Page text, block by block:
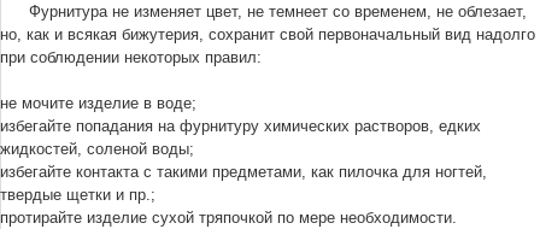
Фурнитура не изменяет цвет, не темнеет со временем, не облезает,
но, как и всякая бижутерия, сохранит свой первоначальный вид надолго
при соблюдении некоторых правил:
не мочите изделие в воде;
избегайте попадания на фурнитуру химических растворов, едких
жидкостей, соленой воды;
избегайте контакта с такими предметами, как пилочка для ногтей,
твердые щетки и пр.;
протирайте изделие сухой тряпочкой по мере необходимости.